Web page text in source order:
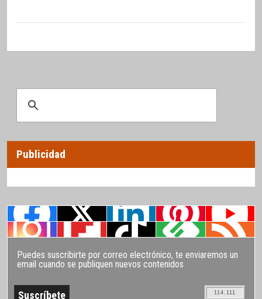
Publicidad
Puedes suscribirte por correo electrónico, te enviaremos un
email cuando se publiquen nuevos contenidos
114.111